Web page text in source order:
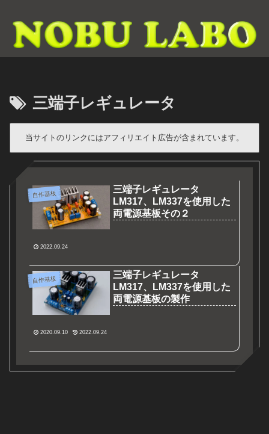
三端子レギュレータ
当サイトのリンクにはアフィリエイト広告が含まれています。
自作基板
三端子レギュレータ
LM317、LM337を使用した
両電源基板その２
2022.09.24
自作基板
三端子レギュレータ
LM317、LM337を使用した
両電源基板の製作
2020.09.10 2022.09.24